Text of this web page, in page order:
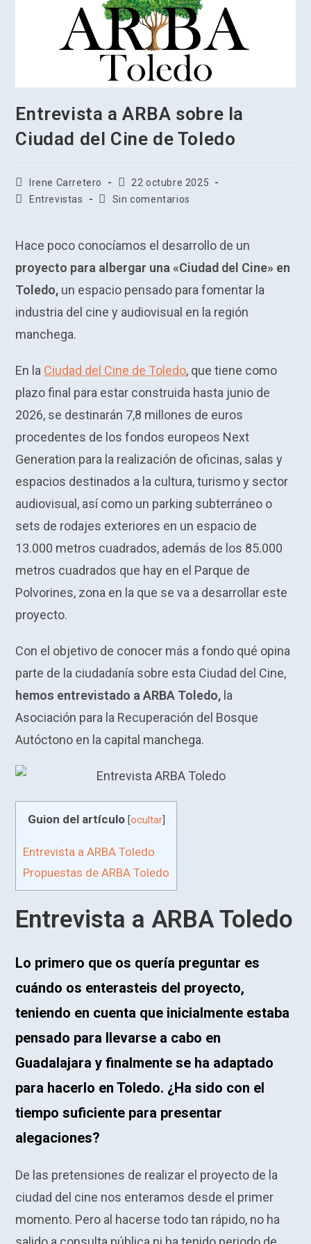
Entrevista a ARBA sobre la
Ciudad del Cine de Toledo
Autor
de
Irene Carretero
Publicación
de
22 octubre 2025
Categoría
Entrevistas
Comentarios
entrada:
Sin comentarios
Hace poco conocíamos el desarrollo de un
proyecto para albergar una «Ciudad del Cine» en
Toledo, un espacio pensado para fomentar la
industria del cine y audiovisual en la región
manchega.
En la Ciudad del Cine de Toledo, que tiene como
plazo final para estar construida hasta junio de
2026, se destinarán 7,8 millones de euros
procedentes de los fondos europeos Next
Generation para la realización de oficinas, salas y
espacios destinados a la cultura, turismo y sector
audiovisual, así como un parking subterráneo o
sets de rodajes exteriores en un espacio de
13.000 metros cuadrados, además de los 85.000
metros cuadrados que hay en el Parque de
Polvorines, zona en la que se va a desarrollar este
proyecto.
Con el objetivo de conocer más a fondo qué opina
parte de la ciudadanía sobre esta Ciudad del Cine,
hemos entrevistado a ARBA Toledo, la
Asociación para la Recuperación del Bosque
Autóctono en la capital manchega.
Guion del artículo [ocultar]
Entrevista a ARBA Toledo
Propuestas de ARBA Toledo
Entrevista a ARBA Toledo
Lo primero que os quería preguntar es
cuándo os enterasteis del proyecto,
teniendo en cuenta que inicialmente estaba
pensado para llevarse a cabo en
Guadalajara y finalmente se ha adaptado
para hacerlo en Toledo. ¿Ha sido con el
tiempo suficiente para presentar
alegaciones?
De las pretensiones de realizar el proyecto de la
ciudad del cine nos enteramos desde el primer
momento. Pero al hacerse todo tan rápido, no ha